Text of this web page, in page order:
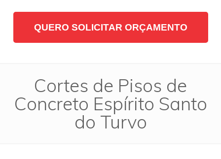
QUERO SOLICITAR ORÇAMENTO
Cortes de Pisos de
Concreto Espírito Santo
do Turvo